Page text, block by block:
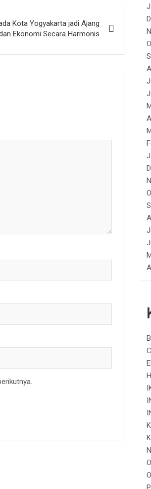
Kota Yogyakarta jadi Ajang
Ekonomi Secara Harmonis